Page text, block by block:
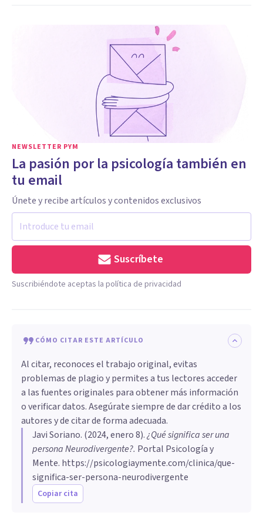
NEWSLETTER PYM
La pasión por la psicología también en
tu email
Únete y recibe artículos y contenidos exclusivos
Suscríbete
Suscribiéndote aceptas la política de privacidad
CÓMO CITAR ESTE ARTÍCULO
Al citar, reconoces el trabajo original, evitas
problemas de plagio y permites a tus lectores acceder
a las fuentes originales para obtener más información
o verificar datos. Asegúrate siempre de dar crédito a los
autores y de citar de forma adecuada.
Javi Soriano. (2024, enero 8).¿Qué significa ser una
persona Neurodivergente?. Portal Psicología y
Mente. https://psicologiaymente.com/clinica/que-
significa-ser-persona-neurodivergente
Copiar cita